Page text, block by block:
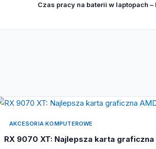
Czas pracy na baterii w laptopach
AKCESORIA KOMPUTEROWE
RX 9070 XT: Najlepsza karta